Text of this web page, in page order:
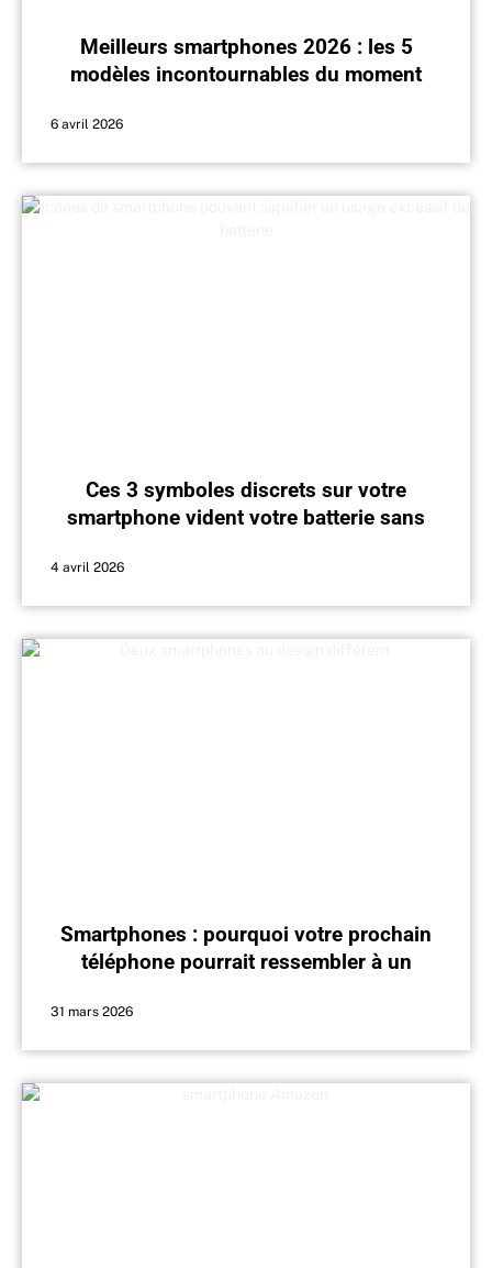
Meilleurs smartphones 2026 : les 5
modèles incontournables du moment
6 avril 2026
Ces 3 symboles discrets sur votre
smartphone vident votre batterie sans
4 avril 2026
Smartphones : pourquoi votre prochain
téléphone pourrait ressembler à un
31 mars 2026